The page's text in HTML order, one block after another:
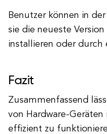
Benutzer können in
sie die neueste
installieren oder durch
Fazit
Zusammenfassend
von Hardware-
effizient zu